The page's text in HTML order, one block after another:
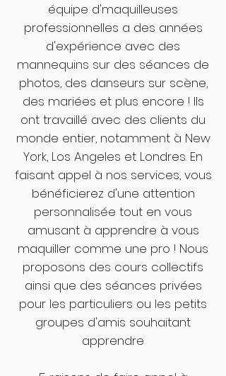
équipe d'maquilleuses
professionnelles a des années
d'expérience avec des
mannequins sur des séances de
photos, des danseurs sur scène,
des mariées et plus encore ! Ils
ont travaillé avec des clients du
monde entier, notamment à New
York, Los Angeles et Londres. En
faisant appel à nos services, vous
bénéficierez d'une attention
personnalisée tout en vous
amusant à apprendre à vous
maquiller comme une pro ! Nous
proposons des cours collectifs
ainsi que des séances privées
pour les particuliers ou les petits
groupes d'amis souhaitant
apprendre